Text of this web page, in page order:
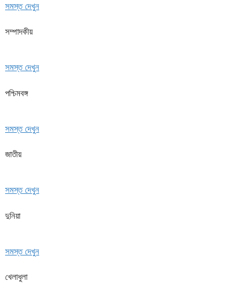
সমস্ত দেখুন
সম্পাদকীয়
সমস্ত দেখুন
পশ্চিমবঙ্গ
সমস্ত দেখুন
জাতীয়
সমস্ত দেখুন
দুনিয়া
সমস্ত দেখুন
খেলাধুলা